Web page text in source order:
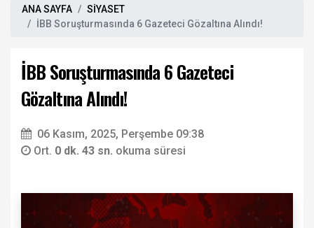
ANA SAYFA
SİYASET
İBB Soruşturmasında 6 Gazeteci Gözaltına Alındı!
İBB Soruşturmasında 6 Gazeteci
Gözaltına Alındı!
06 Kasım, 2025, Perşembe 09:38
Ort. 0 dk. 43 sn. okuma süresi